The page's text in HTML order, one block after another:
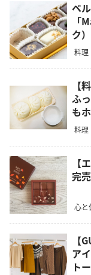
ベ
「
ク
料理
【
ふ
も
料理
【
完
心と
【
ア
ト